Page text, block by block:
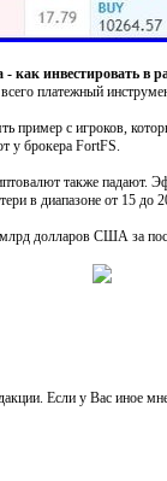
инвестировать в
платежный
пример с игроков,
у брокера FortFS.
также падают.
в диапазоне от 15 до
долларов США за
Если у Вас иное